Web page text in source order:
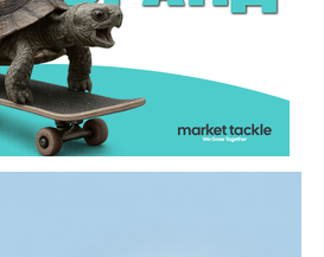
по- голям, отколкото в